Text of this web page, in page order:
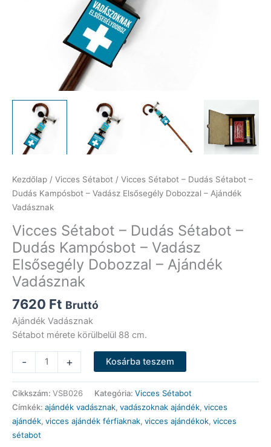
Kezdőlap / Vicces Sétabot / Vicces Sétabot – Dudás Sétabot –
Dudás Kampósbot – Vadász Elsősegély Dobozzal – Ajándék
Vadásznak
Vicces Sétabot – Dudás Sétabot –
Dudás Kampósbot – Vadász
Elsősegély Dobozzal – Ajándék
Vadásznak
7620 Ft Bruttó
Ajándék Vadásznak
Sétabot mérete körülbelül 88 cm.
-
Sétabot
-
Dudás
Sétabot
-
Dudás
+ Kosárba teszem
Cikkszám: VSB026 Kategória: Vicces Sétabot
Címkék: ajándék vadásznak, vadászoknak ajándék, vicces
ajándék, vicces ajándék férfiaknak, vicces ajándékok, vicces
sétabot